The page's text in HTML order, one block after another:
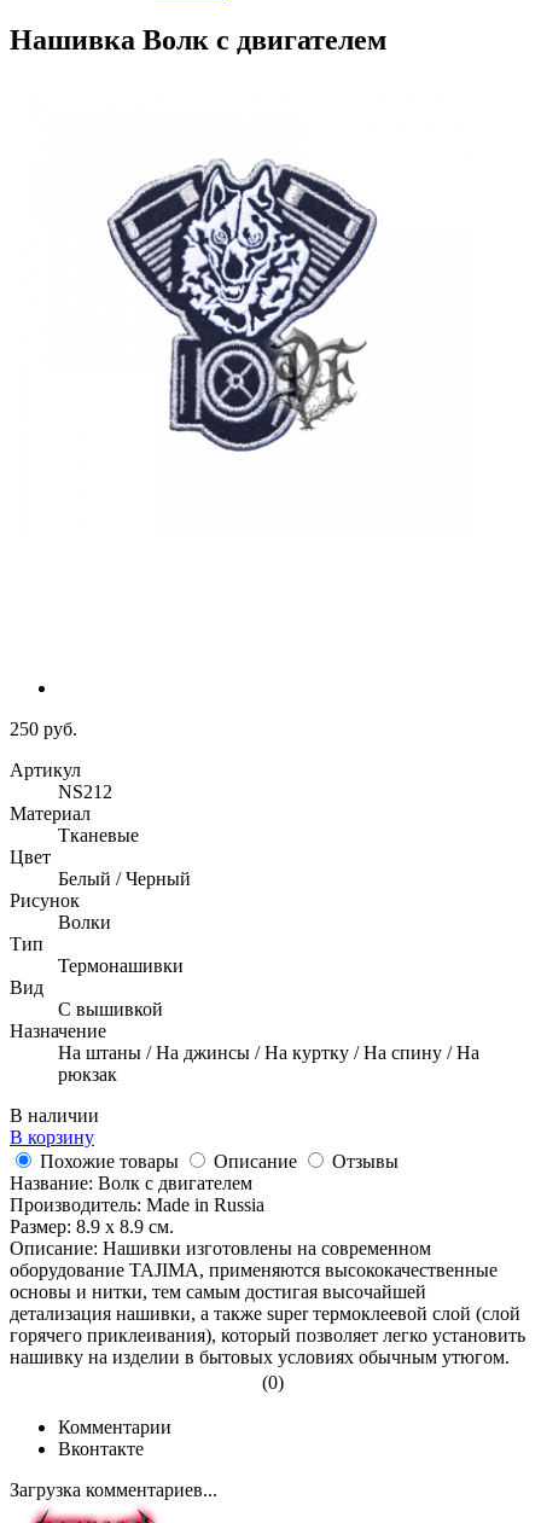
Нашивка Волк с двигателем
250 руб.
Артикул
NS212
Материал
Тканевые
Цвет
Белый / Черный
Рисунок
Волки
Тип
Термонашивки
Вид
С вышивкой
Назначение
На штаны / На джинсы / На куртку / На спину / На
рюкзак
В наличии
В корзину
Похожие товары
Описание
Отзывы
Название: Волк с двигателем
Производитель: Made in Russia
Размер: 8.9 х 8.9 см.
Описание: Нашивки изготовлены на современном
оборудование TAJIMA, применяются высококачественные
основы и нитки, тем самым достигая высочайшей
детализация нашивки, а также super термоклеевой слой (слой
горячего приклеивания), который позволяет легко установить
нашивку на изделии в бытовых условиях обычным утюгом.
(0)
Комментарии
Вконтакте
Загрузка комментариев...